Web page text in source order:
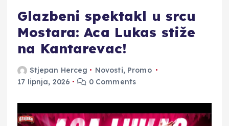
Glazbeni spektakl u srcu
Mostara: Aca Lukas stiže
na Kantarevac!
Stjepan Herceg Novosti, Promo
17 lipnja, 2026
0 Comments